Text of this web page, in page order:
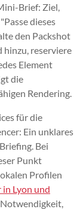
Brief: Ziel,
dieses
den Packshot
hinzu, reserviere
Element
die
Rendering.
für die
Ein unklares
Bei
Punkt
Profilen
Lyon und